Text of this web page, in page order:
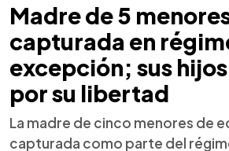
Madre de 5
capturada en
excepción; sus
por su libertad
La madre de cinco menores de
capturada como parte del